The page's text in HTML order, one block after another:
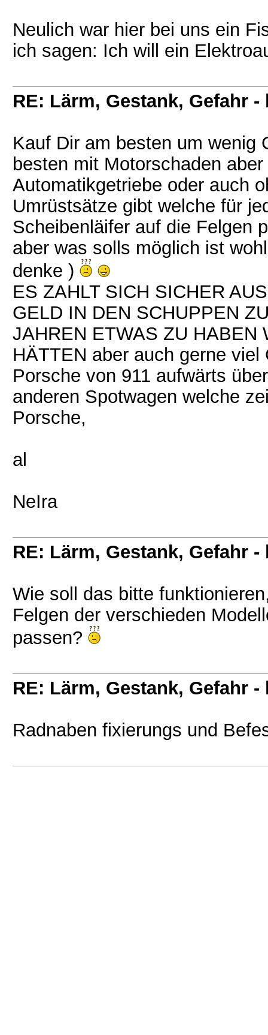
Neulich war hier bei uns ein
ich sagen: Ich will ein
RE: Lärm, Gestank, Gefahr
Kauf Dir am besten um wenig
besten mit Motorschaden
Automatikgetriebe oder auch
Umrüstsätze gibt welche für
Scheibenläifer auf die Felgen
aber was solls möglich ist
denke )
ES ZAHLT SICH SICHER
GELD IN DEN SCHUPPEN
JAHREN ETWAS ZU HABEN
HÄTTEN aber auch gerne
Porsche von 911 aufwärts
anderen Spotwagen welche
Porsche,
al
NeIra
RE: Lärm, Gestank, Gefahr
Wie soll das bitte
Felgen der verschieden
passen?
RE: Lärm, Gestank, Gefahr
Radnaben fixierungs und